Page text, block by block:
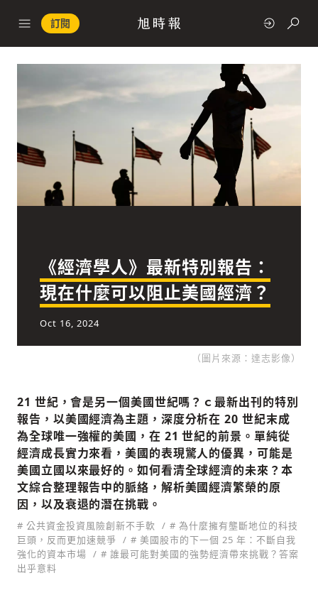
訂閱
快速連結
政治
科技
人文
《經濟學人》最新特別報告：
現在什麼可以阻止美國經濟？
Oct 16, 2024
（圖片來源：達志影像）
21 世紀，會是另一個美國世紀嗎？ｃ最新出刊的特別
報告，以美國經濟為主題，深度分析在 20 世紀末成
為全球唯一強權的美國，在 21 世紀的前景。單純從
經濟成長實力來看，美國的表現驚人的優異，可能是
美國立國以來最好的。如何看清全球經濟的未來？本
文綜合整理報告中的脈絡，解析美國經濟繁榮的原
因，以及衰退的潛在挑戰。
# 公共資金投資風險創新不手軟
# 為什麼擁有壟斷地位的科技
巨頭，反而更加速競爭
# 美國股市的下一個 25 年：不斷自我
強化的資本市場
# 誰最可能對美國的強勢經濟帶來挑戰？答案
出乎意料